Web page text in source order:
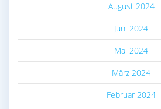
August 2024
Juni 2024
Mai 2024
März 2024
Februar 2024